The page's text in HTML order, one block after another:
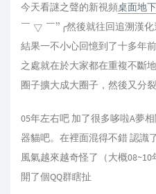
今天看謎之聲的新視頻桌面地
￣ ￣"
╭然後就往回追溯漢
結果一不小心回憶到了十多年
之處就在於大家都在重複不斷
圈子擴大成大圈子，然後又分
05年左右吧 加了很多哆啦A夢
器貓吧。在裡面混得不錯 認識
風氣越來越奇怪了（大概
開了個QQ群瞎扯